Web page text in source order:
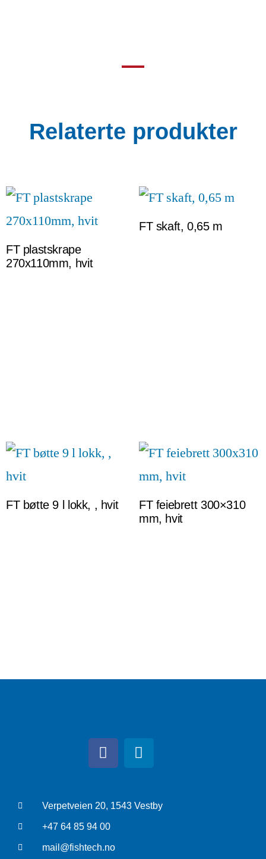
Relaterte produkter
FT plastskrape
270x110mm, hvit
FT skaft, 0,65 m
FT bøtte 9 l lokk, , hvit
FT feiebrett 300×310
mm, hvit
Verpetveien 20, 1543 Vestby
+47 64 85 94 00
mail@fishtech.no